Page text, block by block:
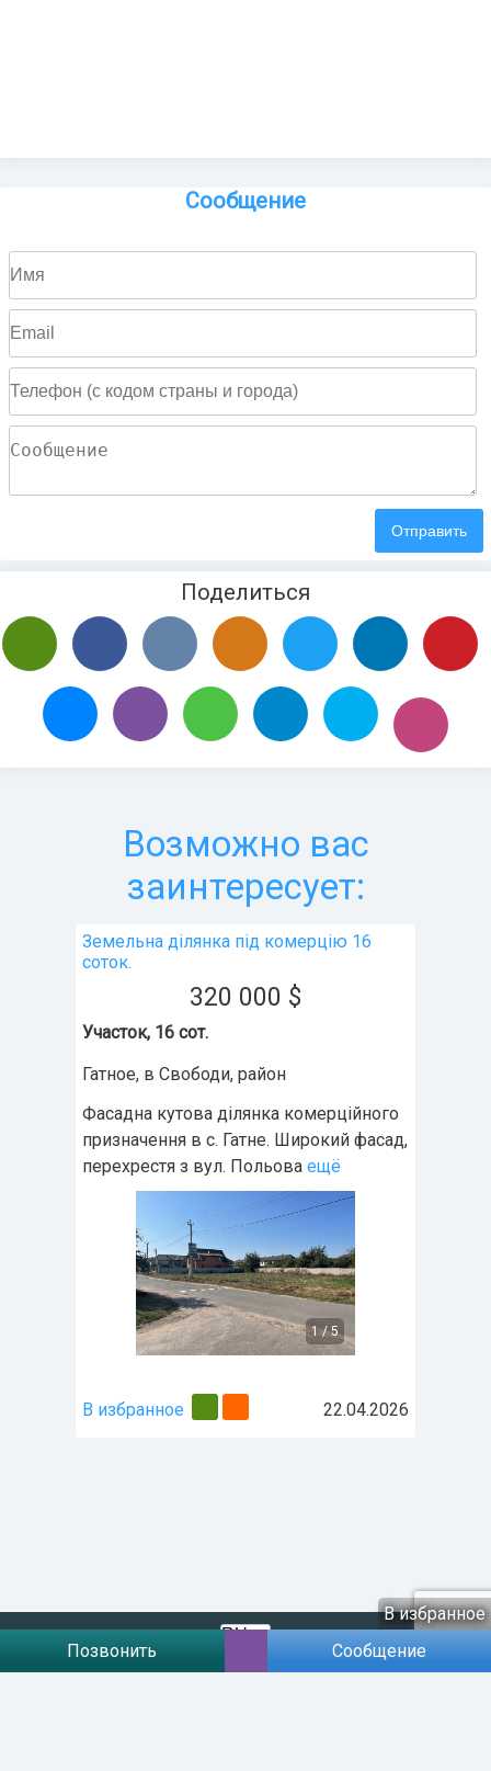
Сообщение
В избранное
Поделиться
Возможно вас
заинтересует:
Земельна ділянка під комерцію 16
соток.
320 000 $
Участок, 16 сот.
Гатное, в Свободи, район
Фасадна кутова ділянка комерційного
призначення в с. Гатне. Широкий фасад,
перехрестя з вул. Польова ещё
1/5
В избранное 22.04.2026
Договір публічної оферти
Позвонить Сообщение